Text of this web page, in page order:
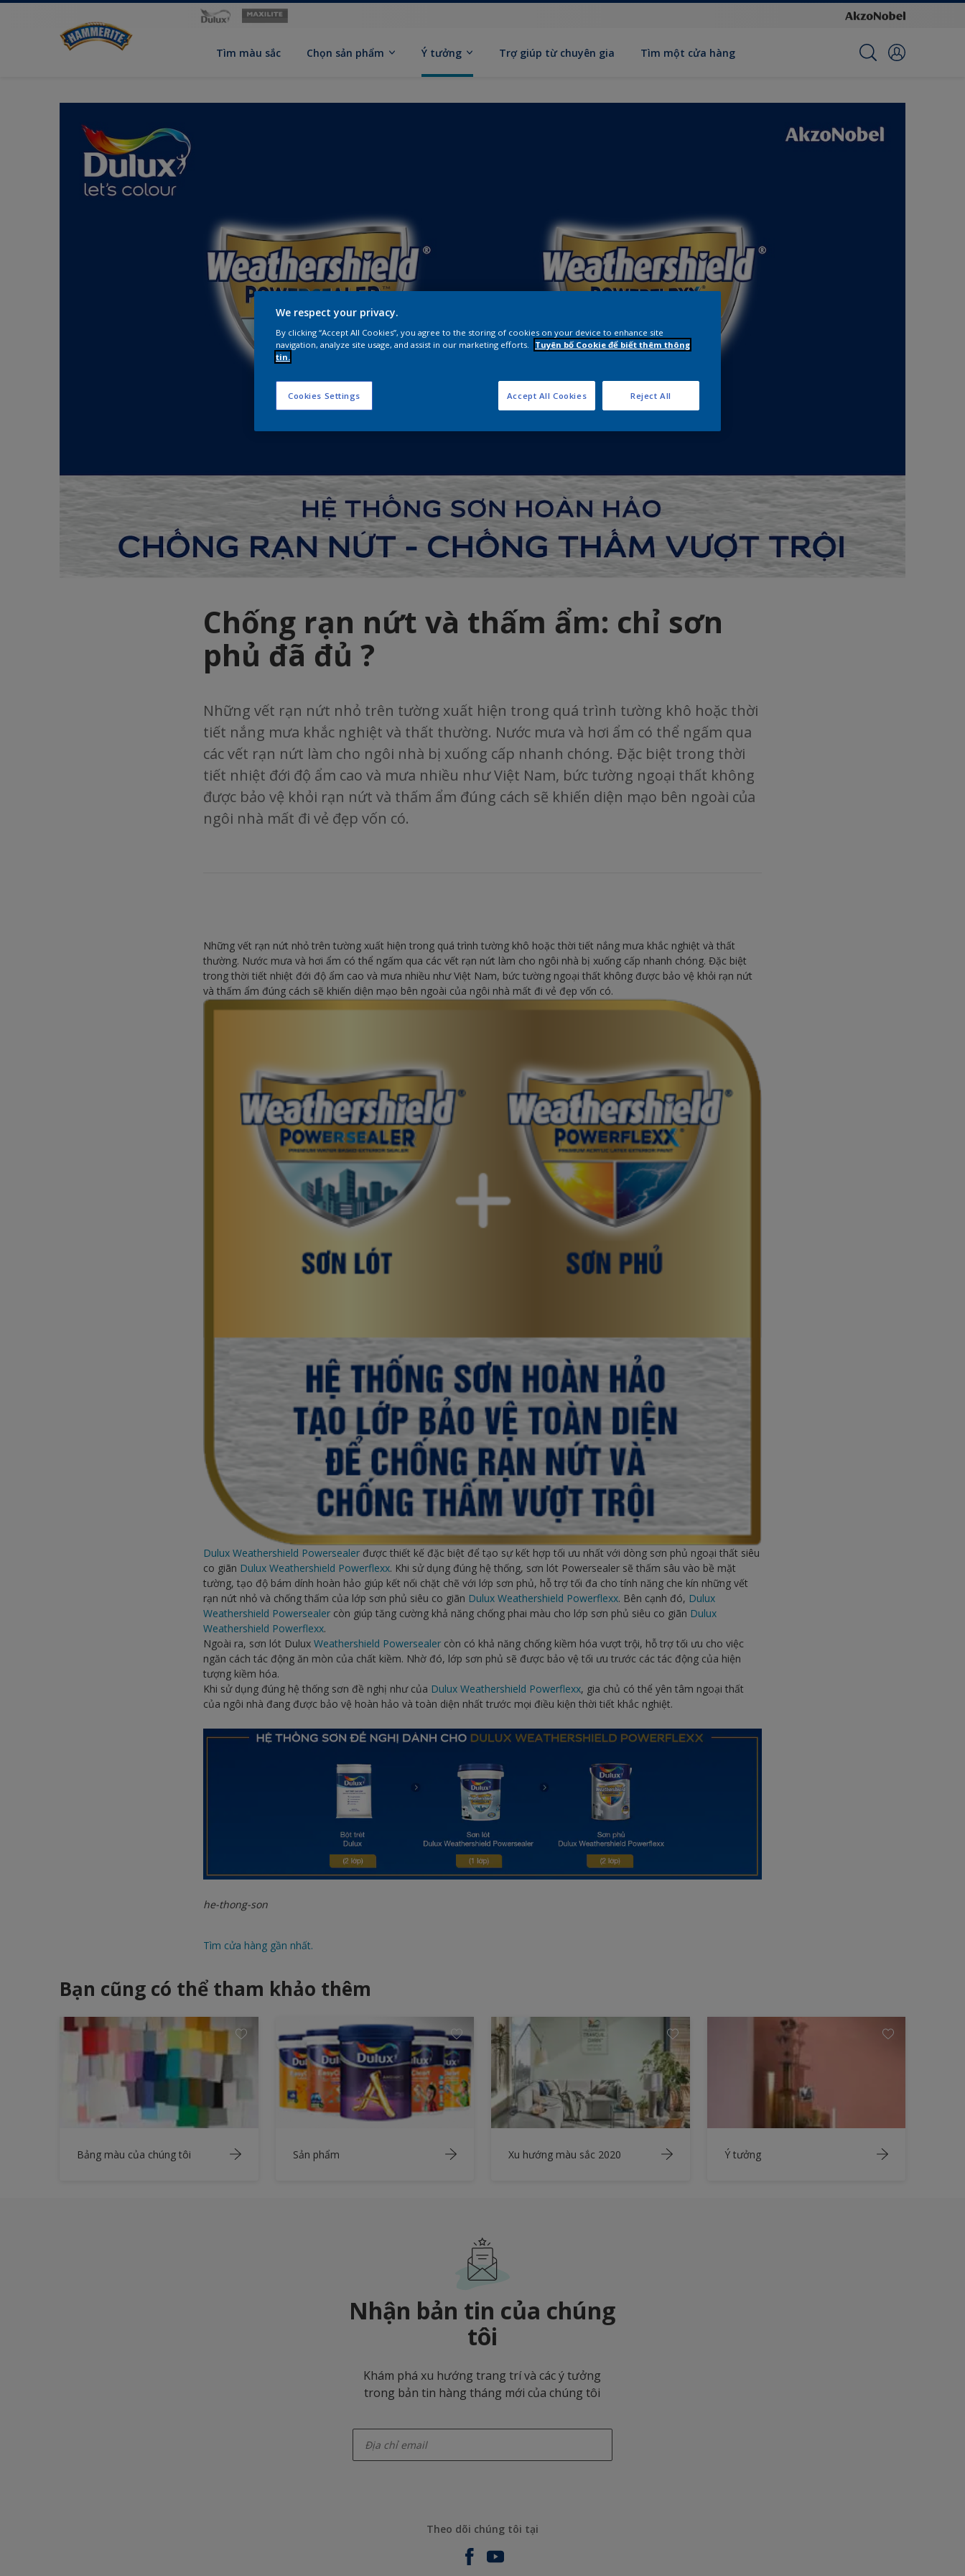
Tìm màu sắc Chọn sản phẩm Ý tưởng Trợ giúp từ chuyên gia Tìm một cửa hàng
Chống rạn nứt và thấm ẩm: chỉ sơn
phủ đã đủ ?
Những vết rạn nứt nhỏ trên tường xuất hiện trong quá trình tường khô hoặc thời
tiết nắng mưa khắc nghiệt và thất thường. Nước mưa và hơi ẩm có thể ngấm qua
các vết rạn nứt làm cho ngôi nhà bị xuống cấp nhanh chóng. Đặc biệt trong thời
tiết nhiệt đới độ ẩm cao và mưa nhiều như Việt Nam, bức tường ngoại thất không
được bảo vệ khỏi rạn nứt và thấm ẩm đúng cách sẽ khiến diện mạo bên ngoài của
ngôi nhà mất đi vẻ đẹp vốn có.
Những vết rạn nứt nhỏ trên tường xuất hiện trong quá trình tường khô hoặc thời tiết nắng mưa khắc nghiệt và thất
thường. Nước mưa và hơi ẩm có thể ngấm qua các vết rạn nứt làm cho ngôi nhà bị xuống cấp nhanh chóng. Đặc biệt
trong thời tiết nhiệt đới độ ẩm cao và mưa nhiều như Việt Nam, bức tường ngoại thất không được bảo vệ khỏi rạn nứt
và thấm ẩm đúng cách sẽ khiến diện mạo bên ngoài của ngôi nhà mất đi vẻ đẹp vốn có.
Dulux Weathershield Powersealer được thiết kế đặc biệt để tạo sự kết hợp tối ưu nhất với dòng sơn phủ ngoại thất siêu
co giãn Dulux Weathershield Powerflexx. Khi sử dụng đúng hệ thống, sơn lót Powersealer sẽ thấm sâu vào bề mặt
tường, tạo độ bám dính hoàn hảo giúp kết nối chặt chẽ với lớp sơn phủ, hỗ trợ tối đa cho tính năng che kín những vết
rạn nứt nhỏ và chống thấm của lớp sơn phủ siêu co giãn Dulux Weathershield Powerflexx. Bên cạnh đó, Dulux
Weathershield Powersealer còn giúp tăng cường khả năng chống phai màu cho lớp sơn phủ siêu co giãn Dulux
Weathershield Powerflexx.
Ngoài ra, sơn lót DuluxWeathershield Powersealer còn có khả năng chống kiềm hóa vượt trội, hỗ trợ tối ưu cho việc
ngăn cách tác động ăn mòn của chất kiềm. Nhờ đó, lớp sơn phủ sẽ được bảo vệ tối ưu trước các tác động của hiện
tượng kiềm hóa.
Khi sử dụng đúng hệ thống sơn đề nghị như của Dulux Weathershield Powerflexx, gia chủ có thể yên tâm ngoại thất
của ngôi nhà đang được bảo vệ hoàn hảo và toàn diện nhất trước mọi điều kiện thời tiết khắc nghiệt.
he-thong-son
Tìm cửa hàng gần nhất.
Bạn cũng có thể tham khảo thêm
Bảng màu của chúng tôi Sản phẩm Xu hướng màu sắc 2020 Ý tưởng
Nhận bản tin của chúng
tôi
Khám phá xu hướng trang trí và các ý tưởng
trong bản tin hàng tháng mới của chúng tôi
Theo dõi chúng tôi tại
We respect your privacy.
By clicking “Accept All Cookies”, you agree to the storing of cookies on your device to enhance site
navigation, analyze site usage, and assist in our marketing efforts.
Tuyên bố Cookie để biết thêm thông
tin.
Reject All
Accept All Cookies
Cookies Settings